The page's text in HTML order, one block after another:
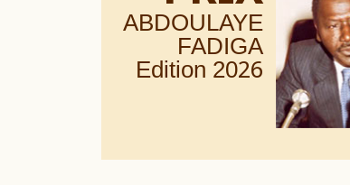
ABDOULAYE
FADIGA
Edition 2026